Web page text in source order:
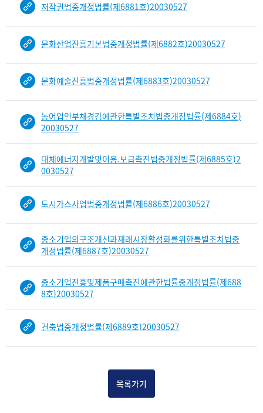
저작권법중개정법률(제6881호)20030527
문화산업진흥기본법중개정법률(제6882호)20030527
문화예술진흥법중개정법률(제6883호)20030527
농어업인부채경감에관한특별조치법중개정법률(제6884호)
20030527
대체에너지개발및이용.보급촉진법중개정법률(제6885호)2
0030527
도시가스사업법중개정법률(제6886호)20030527
중소기업의구조개선과재래시장활성화를위한특별조치법중
개정법률(제6887호)20030527
중소기업진흥및제품구매촉진에관한법률중개정법률(제688
8호)20030527
건축법중개정법률(제6889호)20030527
목록가기